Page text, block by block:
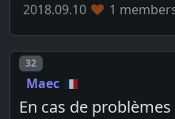
2018.09.10 1
Post number
32
Maec
En cas de